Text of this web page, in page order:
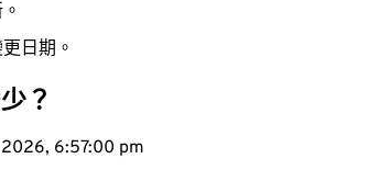
日期。
？
6:57:00 pm